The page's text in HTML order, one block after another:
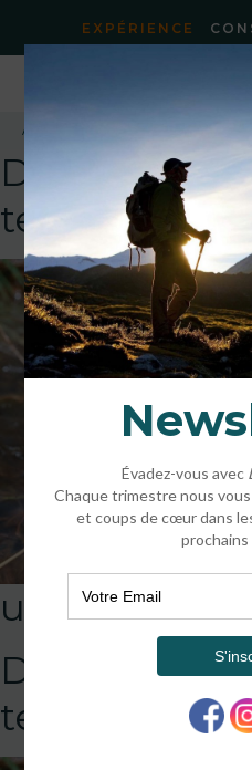
EXPÉRIENCE
Accueil Le Desman des Pyrénées
DEFAULT
unnamed
DEFAULT